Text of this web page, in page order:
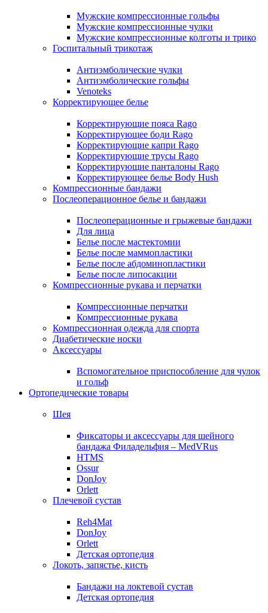
Мужские компрессионные гольфы
Мужские компрессионные чулки
Мужские компрессионные колготы и трико
Госпитальный трикотаж
Антиэмболические чулки
Антиэмболические гольфы
Venoteks
Корректирующее белье
Корректирующие пояса Rago
Корректирующее боди Rago
Корректирующие капри Rago
Корректирующие трусы Rago
Корректирующие панталоны Rago
Корректирующее белье Body Hush
Компрессионные бандажи
Послеоперационное белье и бандажи
Послеоперационные и грыжевые бандажи
Для лица
Белье после мастектомии
Белье после маммопластики
Белье после абдоминопластики
Белье после липосакции
Компрессионные рукава и перчатки
Компрессионные перчатки
Компрессионные рукава
Компрессионная одежда для спорта
Диабетические носки
Аксессуары
Вспомогательное приспособление для чулок
и гольф
Ортопедические товары
Шея
Фиксаторы и аксессуары для шейного
бандажа Филадельфия – MedVRus
HTMS
Ossur
DonJoy
Orlett
Плечевой сустав
Reh4Mat
DonJoy
Orlett
Детская ортопедия
Локоть, запястье, кисть
Бандажи на локтевой сустав
Детская ортопедия